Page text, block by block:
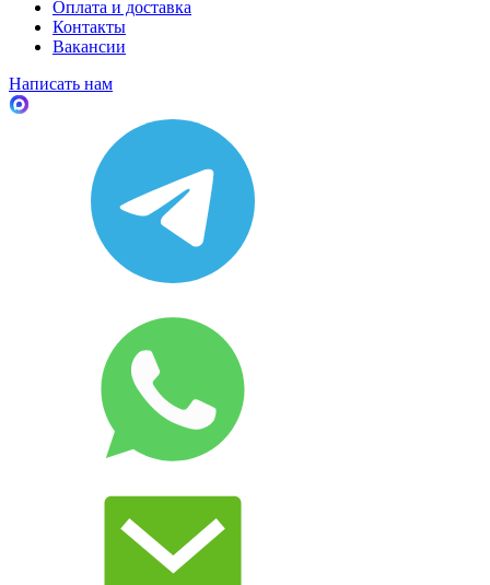
Оплата и доставка
Контакты
Вакансии
Написать нам